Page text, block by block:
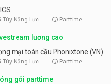
Tùy Năng Lực Parttime
lương cao
mại toàn cầu Phonixtone (VN)
Tùy Năng Lực Parttime
gói parttime